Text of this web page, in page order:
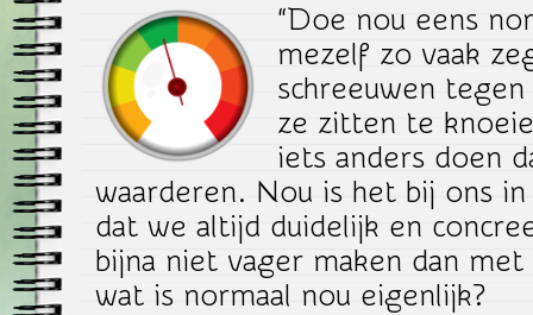
“Doe nou eens
mezelf zo vaak
schreeuwen
ze zitten te
iets anders doen
waarderen. Nou is het bij ons
dat we altijd duidelijk en
bijna niet vager maken dan
wat is normaal nou eigenlijk?